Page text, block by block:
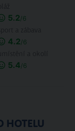
5.2/6
4.2/6
5.4/6
HOTELU